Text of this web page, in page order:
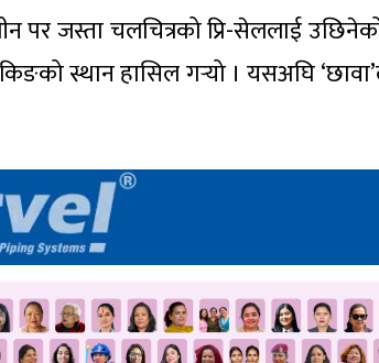
पर जस्ता चलचित्रको प्रि-सेललाई
स्थान हासिल गर्‍यो । यसअघि